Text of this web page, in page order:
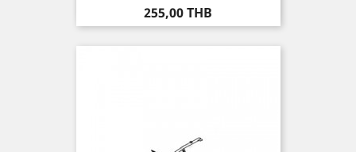
Prix
255,00 THB